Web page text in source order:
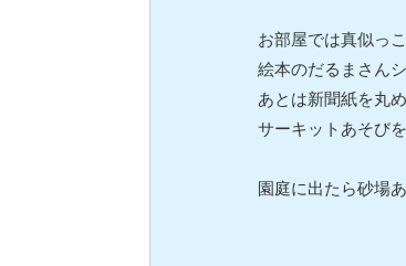
お部屋では真似っ
絵本のだるまさん
あとは新聞紙を丸
サーキットあそび
園庭に出たら砂場